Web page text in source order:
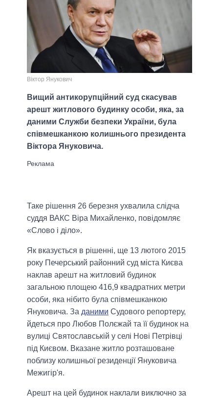
Віктор Янукович
Вищий антикорупційний суд скасував
арешт житлового будинку особи, яка, за
даними Служби безпеки України, була
співмешканкою колишнього президента
Віктора Януковича.
Таке рішення 26 березня ухвалила слідча
суддя ВАКС Віра Михайленко, повідомляє
«Слово і діло».
Як вказується в рішенні, ще 13 лютого 2015
року Печерський районний суд міста Києва
наклав арешт на житловий будинок
загальною площею 416,9 квадратних метри
особи, яка нібито була співмешканкою
Януковича. За даними Судового репортеру,
йдеться про Любов Полєжай та її будинок на
вулиці Святославській у селі Нові Петрівці
під Києвом. Вказане житло розташоване
поблизу колишньої резиденції Януковича
Межигір'я.
Арешт на цей будинок наклали виключно за